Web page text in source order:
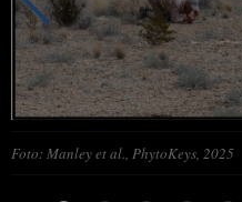
Foto: Manley et al., PhytoKeys, 2025